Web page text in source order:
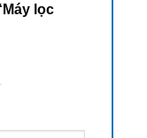
lọc